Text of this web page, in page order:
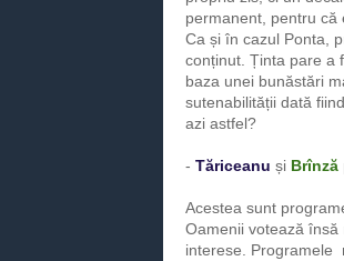
permanent, pentru că
Ca și în cazul Ponta,
conținut. Ținta pare a
baza unei bunăstări
sutenabilității dată
azi astfel?
- Tăriceanu și Brînză
Acestea sunt
Oamenii votează
interese. Programele